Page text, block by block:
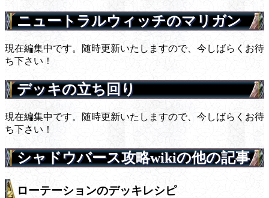
ニュートラルウィッチのマリガン
現在編集中です。随時更新いたしますので、今しばらくお待
ち下さい！
デッキの立ち回り
現在編集中です。随時更新いたしますので、今しばらくお待
ち下さい！
シャドウバース攻略wikiの他の記事
ローテーションのデッキレシピ